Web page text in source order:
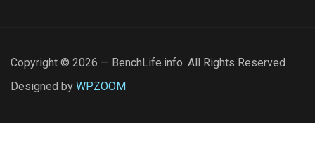
Copyright © 2026 — BenchLife.info. All Rights Reserved
Designed by WPZOOM